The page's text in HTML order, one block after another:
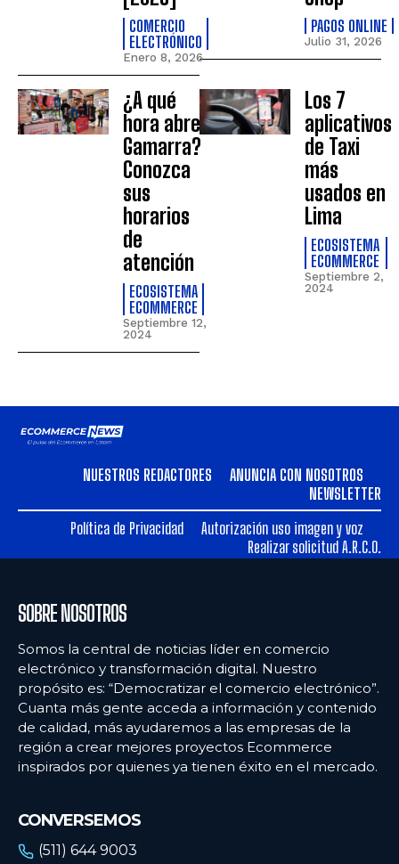
COMERCIO
ELECTRÓNICO
Enero 8, 2026
PAGOS ONLINE
Julio 31, 2026
¿A qué
hora abre
Gamarra?
Conozca
sus
horarios
de
atención
ECOSISTEMA
ECOMMERCE
Septiembre 12,
2024
Los 7
aplicativos
de Taxi
más
usados en
Lima
ECOSISTEMA
ECOMMERCE
Septiembre 2,
2024
NUESTROS REDACTORES
ANUNCIA CON NOSOTROS
NEWSLETTER
Política de Privacidad
Autorización uso imagen y voz
Realizar solicitud A.R.C.O.
SOBRE NOSOTROS
Somos la central de noticias líder en comercio
electrónico y transformación digital. Nuestro
propósito es: “Democratizar el comercio electrónico”.
Cuanta más gente acceda a información y contenido
de calidad, más ayudaremos a las empresas de la
región a crear mejores proyectos Ecommerce
inspirados por quienes ya tienen éxito en el mercado.
CONVERSEMOS
(511) 644 9003